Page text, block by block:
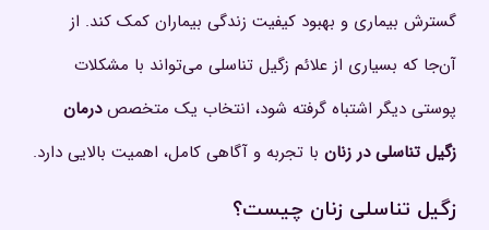
گسترش بیماری و بهبود کیفیت زندگی بیماران کمک کند. از
آن‌جا که بسیاری از علائم زگیل تناسلی می‌تواند با مشکلات
پوستی دیگر اشتباه گرفته شود، انتخاب یک متخصصدرمان
زگیل تناسلی در زنان با تجربه و آگاهی کامل، اهمیت بالایی دارد.
زگیل تناسلی زنان چیست؟